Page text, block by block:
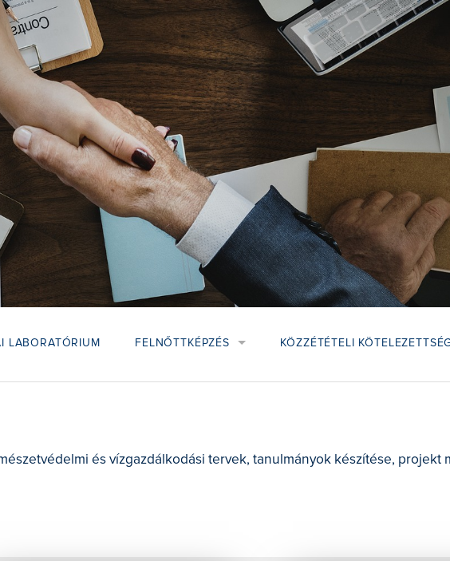
LABORATÓRIUM FELNŐTTKÉPZÉS KÖZZÉTÉTELI
és vízgazdálkodási tervek, tanulmányok készítése, projekt